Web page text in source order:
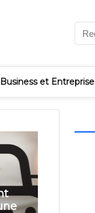
Business et Entreprise